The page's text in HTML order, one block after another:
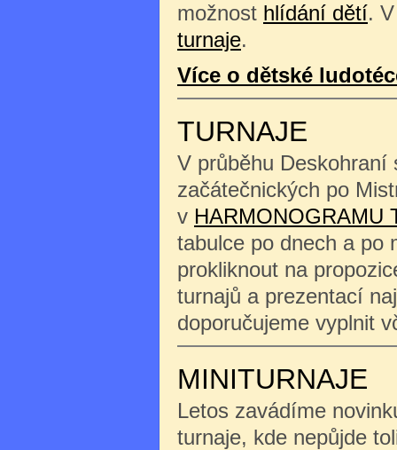
možnost hlídání dětí.
turnaje.
Více o dětské
TURNAJE
V průběhu Deskohraní
začátečnických po
v HARMONOGRAMU
tabulce po dnech a po
prokliknout na
turnajů a prezentací
doporučujeme vyplnit
MINITURNAJE
Letos zavádíme
turnaje, kde nepůjde